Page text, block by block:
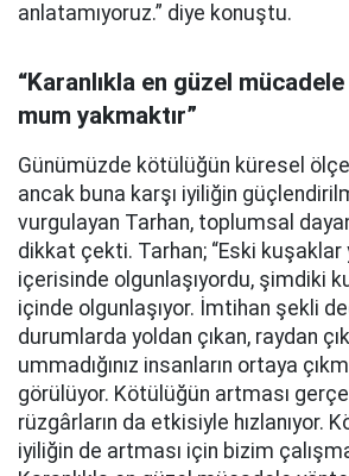
anlatamıyoruz.” diye konuştu.
“Karanlıkla en güzel
mum yakmaktır”
Günümüzde kötülüğün küresel
ancak buna karşı iyiliğin
vurgulayan Tarhan, toplumsal
dikkat çekti. Tarhan; “Eski kuşaklar
içerisinde olgunlaşıyordu, şimdiki
içinde olgunlaşıyor. İmtihan şekli
durumlarda yoldan çıkan, raydan
ummadığınız insanların ortaya
görülüyor. Kötülüğün artması
rüzgârların da etkisiyle hızlanıyor.
iyiliğin de artması için bizim